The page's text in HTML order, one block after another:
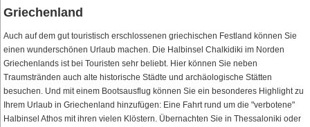
Griechenland
Auch auf dem gut touristisch erschlossenen griechischen Festland können Sie
einen wunderschönen Urlaub machen. Die Halbinsel Chalkidiki im Norden
Griechenlands ist bei Touristen sehr beliebt. Hier können Sie neben
Traumstränden auch alte historische Städte und archäologische Stätten
besuchen. Und mit einem Bootsausflug können Sie ein besonderes Highlight zu
Ihrem Urlaub in Griechenland hinzufügen: Eine Fahrt rund um die "verbotene"
Halbinsel Athos mit ihren vielen Klöstern. Übernachten Sie in Thessaloniki oder